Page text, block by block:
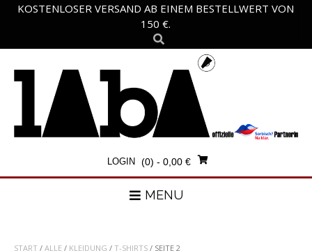
KOSTENLOSER VERSAND AB EINEM BESTELLWERT VON
150 €.
LOGIN (0) - 0,00 €
MENU
START / ALLE / KLEIDUNG / T-SHIRTS / SEITE 2